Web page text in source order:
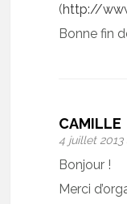
(http://
Bonne fin
CAMILLE
4 juillet 2013
Bonjour !
Merci